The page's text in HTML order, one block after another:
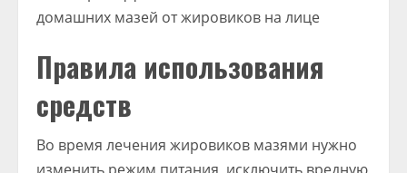
Правила использования
средств
Во время лечения жировиков мазями нужно